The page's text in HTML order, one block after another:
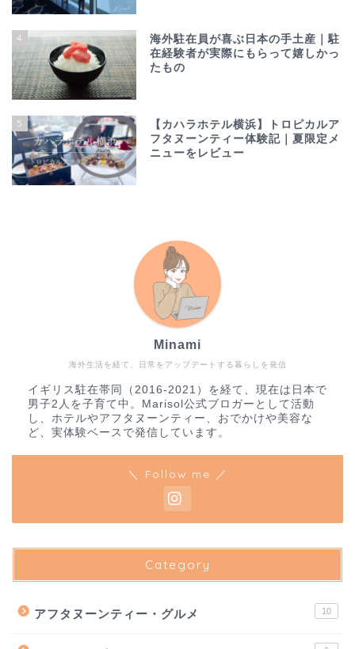
4
海外駐在員が喜ぶ日本の手土産｜駐
在経験者が実際にもらって嬉しかっ
たもの
5
【カハラホテル横浜】トロピカルア
フタヌーンティー体験記｜夏限定メ
ニューをレビュー
海外生活を経て、日常をアップデートする暮らしを発信
Minami
イギリス駐在帯同（2016-2021）を経て、現在は日本で
男子2人を子育て中。Marisol公式ブロガーとして活動
し、ホテルやアフタヌーンティー、おでかけや美容な
ど、実体験ベースで発信しています。
＼ Follow me ／
Category
アフタヌーンティー・グルメ 10